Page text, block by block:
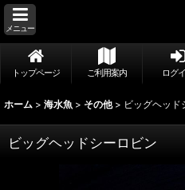
メニュー
トップページ ご利用案内 ログ
ホーム > 海水魚 > その他 > ビッグヘッド
ビッグヘッドシーロビン